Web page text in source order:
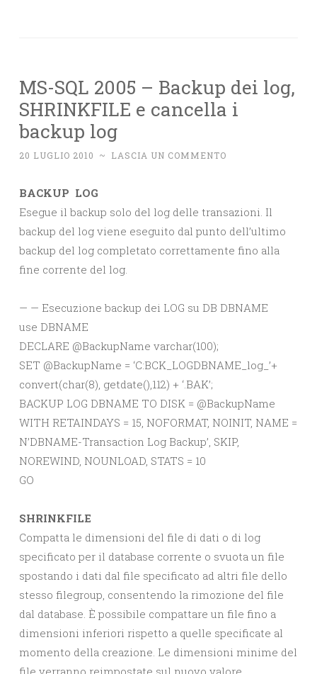
MS-SQL 2005 – Backup dei log,
SHRINKFILE e cancella i
backup log
20 LUGLIO 2010 ~ LASCIA UN COMMENTO
BACKUP LOG
Esegue il backup solo del log delle transazioni. Il
backup del log viene eseguito dal punto dell’ultimo
backup del log completato correttamente fino alla
fine corrente del log.
— — Esecuzione backup dei LOG su DB DBNAME
use DBNAME
DECLARE @BackupName varchar(100);
SET @BackupName = ‘C:BCK_LOGDBNAME_log_’+
convert(char(8), getdate(),112) + ‘.BAK’;
BACKUP LOG DBNAME TO DISK = @BackupName
WITH RETAINDAYS = 15, NOFORMAT, NOINIT, NAME =
N’DBNAME-Transaction Log Backup’, SKIP,
NOREWIND, NOUNLOAD, STATS = 10
GO
SHRINKFILE
Compatta le dimensioni del file di dati o di log
specificato per il database corrente o svuota un file
spostando i dati dal file specificato ad altri file dello
stesso filegroup, consentendo la rimozione del file
dal database. È possibile compattare un file fino a
dimensioni inferiori rispetto a quelle specificate al
momento della creazione. Le dimensioni minime del